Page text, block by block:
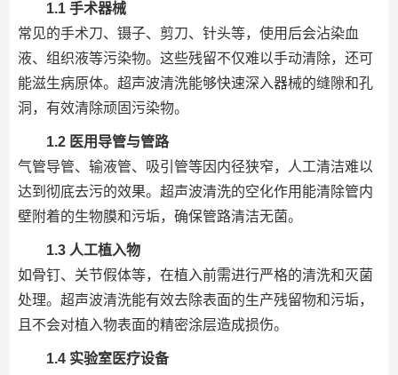
1.1 手术器械
常见的手术刀、镊子、剪刀、针头等，使用后会沾染血
液、组织液等污染物。这些残留不仅难以手动清除，还可
能滋生病原体。超声波清洗能够快速深入器械的缝隙和孔
洞，有效清除顽固污染物。
1.2 医用导管与管路
气管导管、输液管、吸引管等因内径狭窄，人工清洁难以
达到彻底去污的效果。超声波清洗的空化作用能清除管内
壁附着的生物膜和污垢，确保管路清洁无菌。
1.3 人工植入物
如骨钉、关节假体等，在植入前需进行严格的清洗和灭菌
处理。超声波清洗能有效去除表面的生产残留物和污垢，
且不会对植入物表面的精密涂层造成损伤。
1.4 实验室医疗设备